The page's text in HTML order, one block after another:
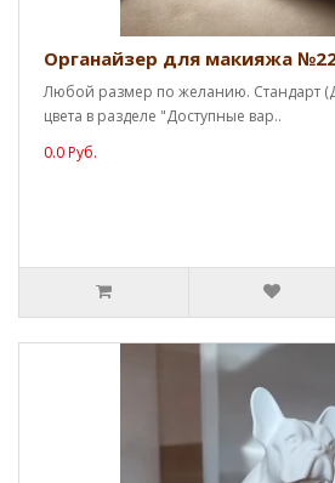
Органайзер для макияжа
Любой размер по желанию. Стандарт
цвета в разделе "Доступные вар..
0.0 Руб.